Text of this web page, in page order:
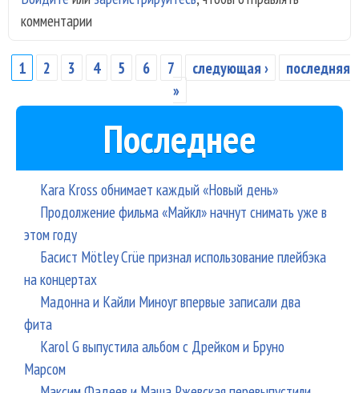
комментарии
Страницы
1 2 3 4 5 6 7 следующая ›
последняя
»
Последнее
Kara Kross обнимает каждый «Новый день»
Продолжение фильма «Майкл» начнут снимать уже в
этом году
Басист Mötley Crüe признал использование плейбэка
на концертах
Мадонна и Кайли Миноуг впервые записали два
фита
Karol G выпустила альбом с Дрейком и Бруно
Марсом